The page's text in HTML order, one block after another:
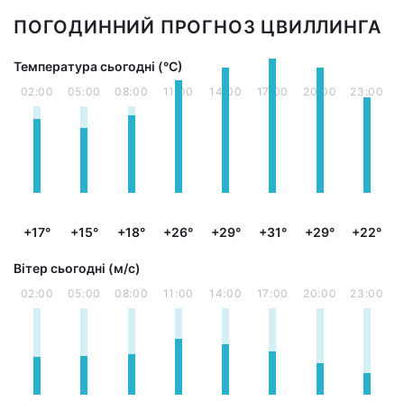
ПОГОДИННИЙ ПРОГНОЗ ЦВИЛЛИНГА
Температура сьогодні (°С)
02:00
+17°
05:00
+15°
08:00
+18°
11:00
+26°
14:00
+29°
17:00
+31°
20:00
+29°
23:00
+22°
Вітер сьогодні (м/с)
02:00 05:00 08:00 11:00 14:00 17:00 20:00 23:00